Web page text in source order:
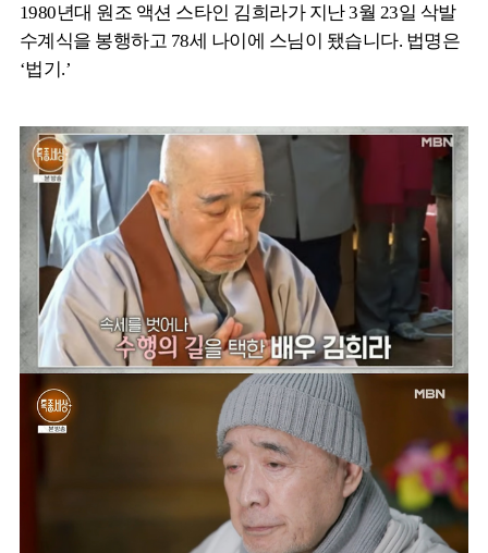
1980년대 원조 액션 스타인 김희라가 지난 3월 23일 삭발
수계식을 봉행하고 78세 나이에 스님이 됐습니다. 법명은
‘법기.’